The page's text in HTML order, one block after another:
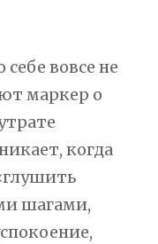
вовсе не
маркер о
когда
шагами,